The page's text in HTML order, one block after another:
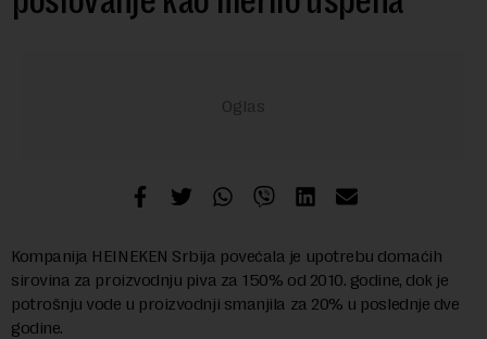
Kompanija HEINEKEN Srbija povećala je upotrebu domaćih
sirovina za proizvodnju piva za 150% od 2010. godine, dok je
potrošnju vode u proizvodnji smanjila za 20% u poslednje dve
godine.